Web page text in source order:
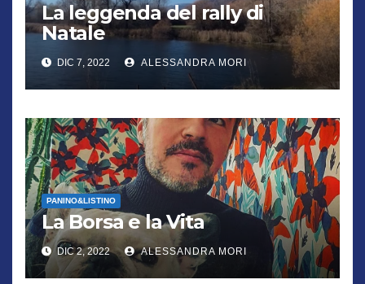
La leggenda del rally di
Natale
DIC 7, 2022 ALESSANDRA MORI
PANINO&LISTINO
La Borsa e la Vita
DIC 2, 2022 ALESSANDRA MORI